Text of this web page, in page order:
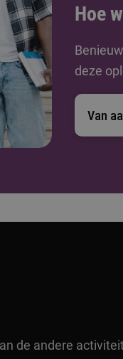
Hoe
deze
Van
de andere